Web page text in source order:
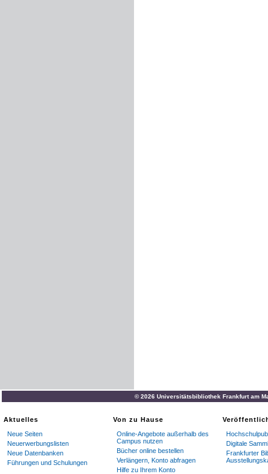
© 2026 Universitätsbibliothek Frankfurt am
Aktuelles
Neue Seiten
Neuerwerbungslisten
Neue Datenbanken
Führungen und Schulungen
Von zu Hause
Online-Angebote außerhalb des
Campus nutzen
Bücher online bestellen
Verlängern, Konto abfragen
Hilfe zu Ihrem Konto
Digitale
Frankfurter